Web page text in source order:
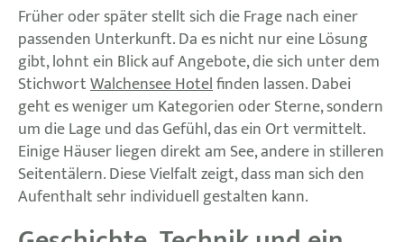
Früher oder später stellt sich die Frage nach einer
passenden Unterkunft. Da es nicht nur eine Lösung
gibt, lohnt ein Blick auf Angebote, die sich unter dem
StichwortWalchensee Hotelfinden lassen. Dabei
geht es weniger um Kategorien oder Sterne, sondern
um die Lage und das Gefühl, das ein Ort vermittelt.
Einige Häuser liegen direkt am See, andere in stilleren
Seitentälern. Diese Vielfalt zeigt, dass man sich den
Aufenthalt sehr individuell gestalten kann.